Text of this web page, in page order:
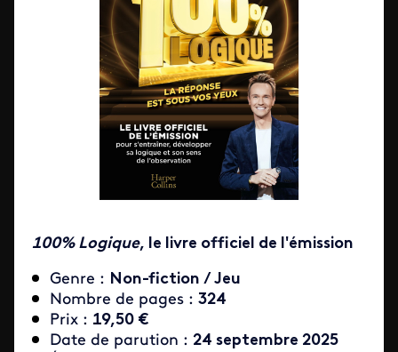
100% Logique, le livre officiel de l'émission
Genre : Non-fiction / Jeu
Nombre de pages : 324
Prix : 19,50 €
Date de parution : 24 septembre 2025